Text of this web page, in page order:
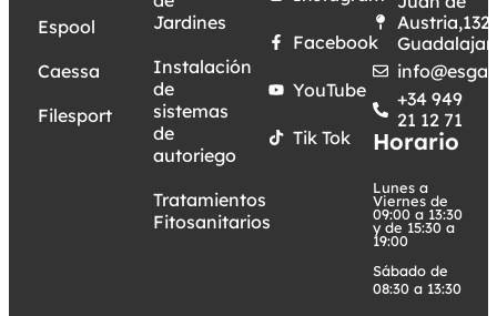
Espool
Caessa
Filesport
Jardines
Instalación
de
sistemas
de
autoriego
Tratamientos
Fitosanitarios
Facebook
YouTube
Tik Tok
Austria,132.
+34 949
21 12 71
Horario
Lunes a
Viernes de
09:00 a 13:30
y de 15:30 a
19:00
Sábado de
08:30 a 13:30